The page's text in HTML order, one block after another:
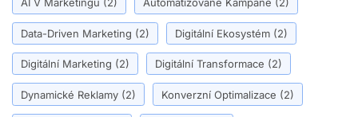
AI V Marketingu (2) Automatizované Kampaně (2)
Data-Driven Marketing (2) Digitální Ekosystém (2)
Digitální Marketing (2) Digitální Transformace (2)
Dynamické Reklamy (2) Konverzní Optimalizace (2)